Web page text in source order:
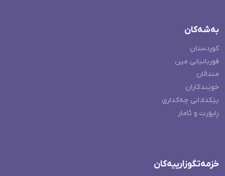
بەشەکان
کوردستان
قوربانیانی مین
منداڵان
خوێندکاران
پێکدادانی چەکداری
ڕاپۆرت و ئامار
خزمەتگوزارییەکان